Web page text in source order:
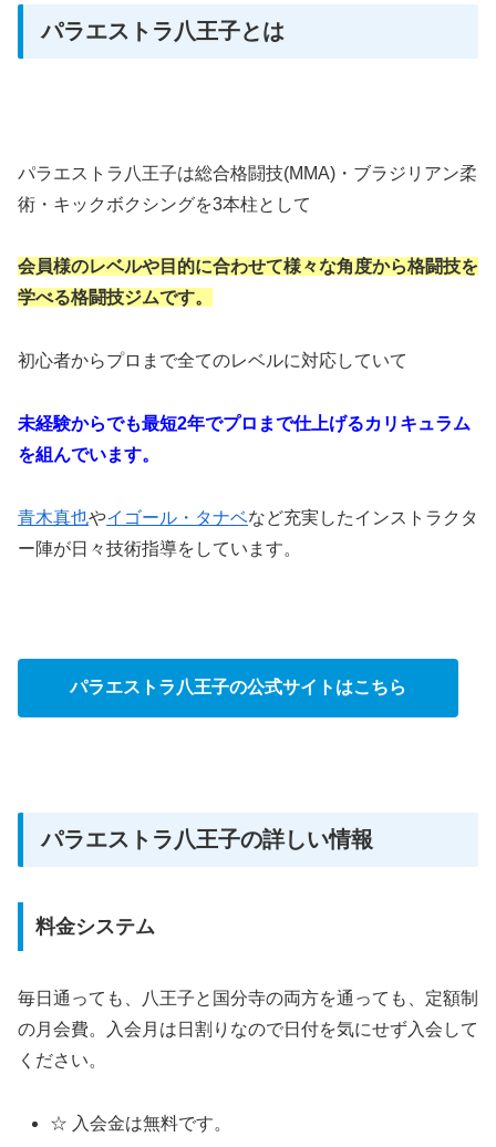
パラエストラ八王子とは
パラエストラ八王子は総合格闘技(MMA)・ブラジリアン柔
術・キックボクシングを3本柱として
会員様のレベルや目的に合わせて様々な角度から格闘技を
学べる格闘技ジムです。
初心者からプロまで全てのレベルに対応していて
未経験からでも最短2年でプロまで仕上げるカリキュラム
を組んでいます。
青木真也やイゴール・タナベなど充実したインストラクタ
ー陣が日々技術指導をしています。
パラエストラ八王子の公式サイトはこちら
パラエストラ八王子の詳しい情報
料金システム
毎日通っても、八王子と国分寺の両方を通っても、定額制
の月会費。入会月は日割りなので日付を気にせず入会して
ください。
☆ 入会金は無料です。